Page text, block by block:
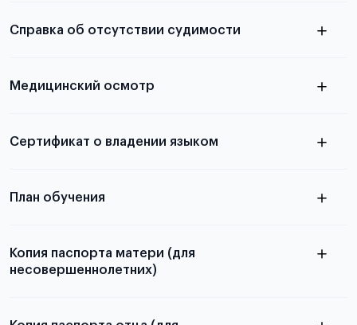
абитуриентов, изложена в статье.
принимаются
Справка об отсутствии судимости
Медицинский осмотр
Для примеров заполнения и пустых
Сертификат о владении языком
План обучения
Копия паспорта матери (для
несовершеннолетних)